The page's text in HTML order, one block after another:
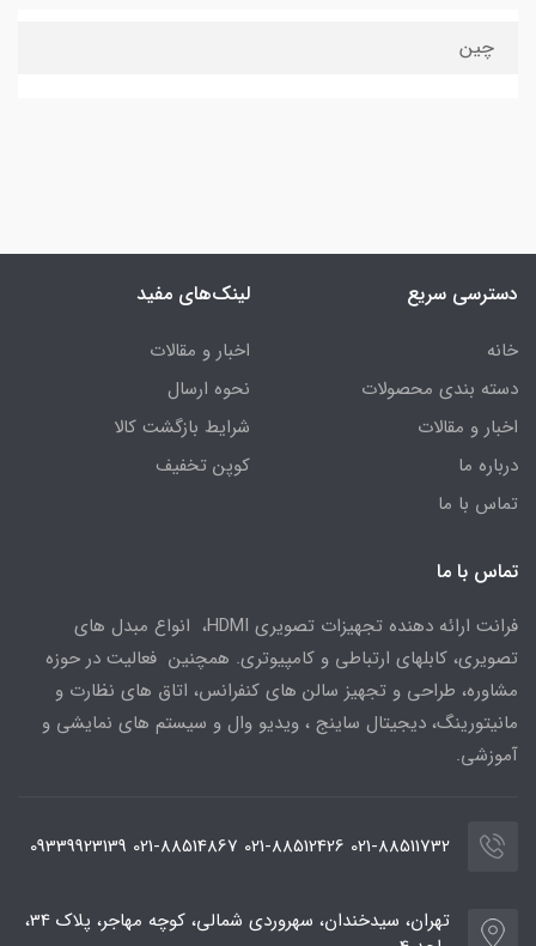
چین
دسترسی سریع
خانه
دسته بندی محصولات
اخبار و مقالات
درباره ما
تماس با ما
لینک‌های مفید
اخبار و مقالات
نحوه ارسال
شرایط بازگشت کالا
کوپن تخفیف
تماس با ما
فرانت ارائه دهنده تجهیزات تصویری HDMI، انواع مبدل های
تصویری، کابلهای ارتباطی و کامپیوتری. همچنین فعالیت در حوزه
مشاوره، طراحی و تجهیز سالن های کنفرانس، اتاق های نظارت و
مانیتورینگ، دیجیتال ساینج ، ویدیو وال و سیستم های نمایشی و
آموزشی.
021-88511732 021-88512426 021-88514867 09339923139
تهران، سیدخندان، سهروردی شمالی، کوچه مهاجر، پلاک 34،